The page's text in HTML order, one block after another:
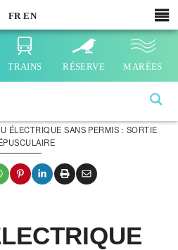
FR EN
TRAINS RÉSERVE MARÉES
ÉLECTRIQUE SANS PERMIS : SORTIE